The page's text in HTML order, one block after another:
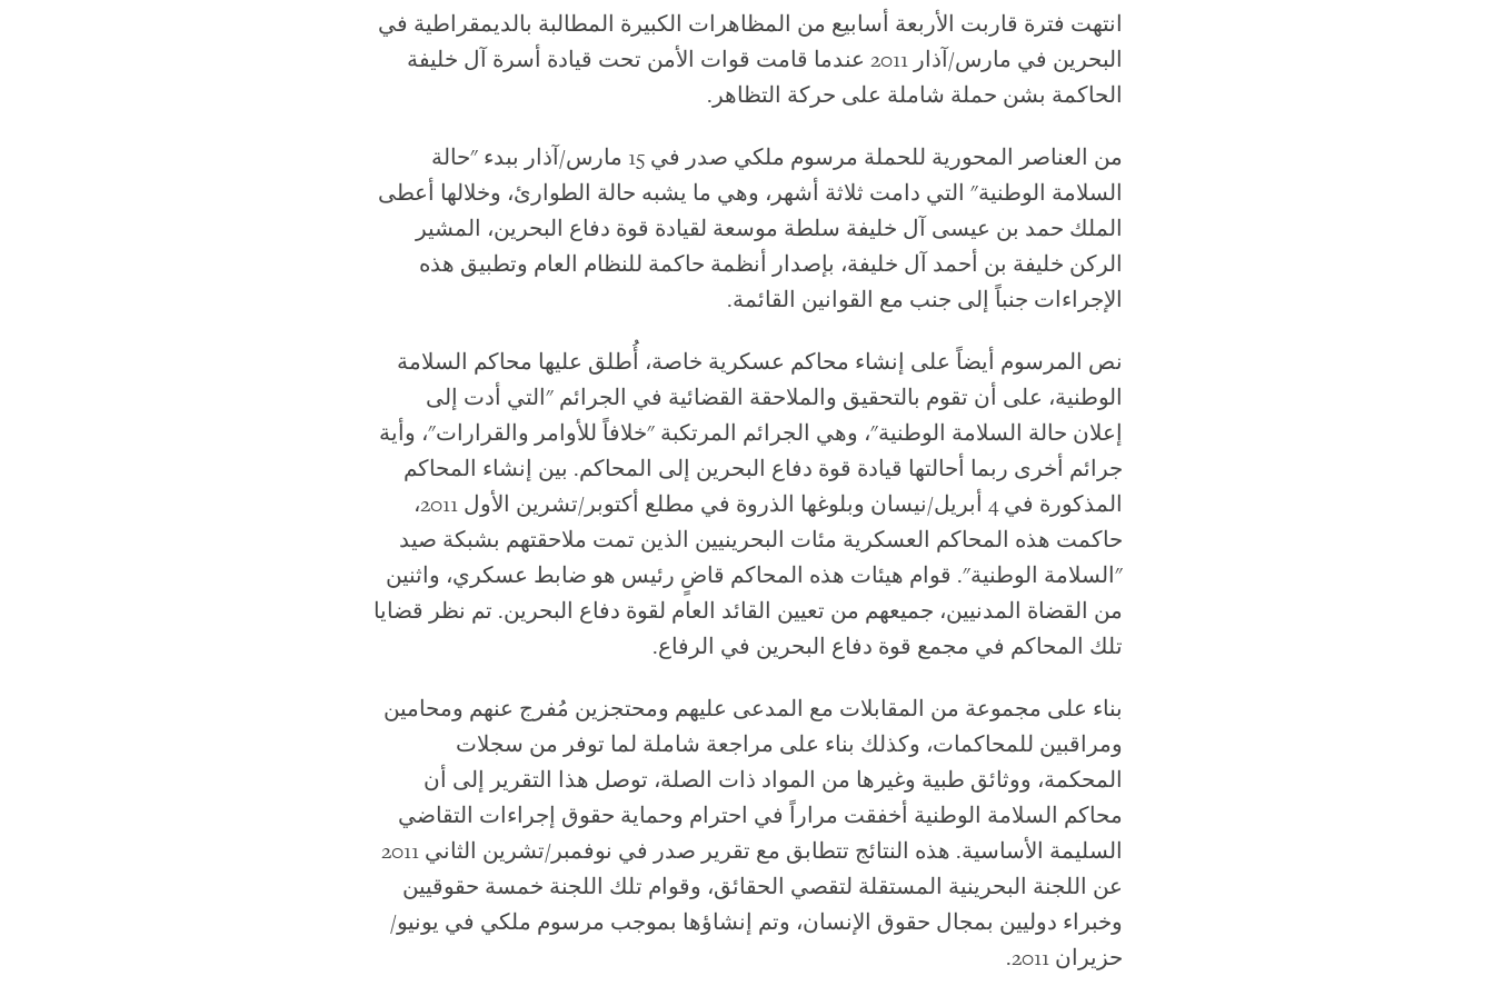
انتهت فترة قاربت الأربعة أسابيع من المظاهرات الكبيرة المطالبة بالديمقراطية في
البحرين في مارس/آذار 2011 عندما قامت قوات الأمن تحت قيادة أسرة آل خليفة
الحاكمة بشن حملة شاملة على حركة التظاهر.
من العناصر المحورية للحملة مرسوم ملكي صدر في 15 مارس/آذار ببدء "حالة
السلامة الوطنية" التي دامت ثلاثة أشهر، وهي ما يشبه حالة الطوارئ، وخلالها أعطى
الملك حمد بن عيسى آل خليفة سلطة موسعة لقيادة قوة دفاع البحرين، المشير
الركن خليفة بن أحمد آل خليفة، بإصدار أنظمة حاكمة للنظام العام وتطبيق هذه
الإجراءات جنباً إلى جنب مع القوانين القائمة.
نص المرسوم أيضاً على إنشاء محاكم عسكرية خاصة، أُطلق عليها محاكم السلامة
الوطنية، على أن تقوم بالتحقيق والملاحقة القضائية في الجرائم "التي أدت إلى
إعلان حالة السلامة الوطنية"، وهي الجرائم المرتكبة "خلافاً للأوامر والقرارات"، وأية
جرائم أخرى ربما أحالتها قيادة قوة دفاع البحرين إلى المحاكم. بين إنشاء المحاكم
المذكورة في 4 أبريل/نيسان وبلوغها الذروة في مطلع أكتوبر/تشرين الأول 2011،
حاكمت هذه المحاكم العسكرية مئات البحرينيين الذين تمت ملاحقتهم بشبكة صيد
"السلامة الوطنية". قوام هيئات هذه المحاكم قاضٍ رئيس هو ضابط عسكري، واثنين
من القضاة المدنيين، جميعهم من تعيين القائد العام لقوة دفاع البحرين. تم نظر قضايا
تلك المحاكم في مجمع قوة دفاع البحرين في الرفاع.
بناء على مجموعة من المقابلات مع المدعى عليهم ومحتجزين مُفرج عنهم ومحامين
ومراقبين للمحاكمات، وكذلك بناء على مراجعة شاملة لما توفر من سجلات
المحكمة، ووثائق طبية وغيرها من المواد ذات الصلة، توصل هذا التقرير إلى أن
محاكم السلامة الوطنية أخفقت مراراً في احترام وحماية حقوق إجراءات التقاضي
السليمة الأساسية. هذه النتائج تتطابق مع تقرير صدر في نوفمبر/تشرين الثاني 2011
عن اللجنة البحرينية المستقلة لتقصي الحقائق، وقوام تلك اللجنة خمسة حقوقيين
وخبراء دوليين بمجال حقوق الإنسان، وتم إنشاؤها بموجب مرسوم ملكي في يونيو/
حزيران 2011.